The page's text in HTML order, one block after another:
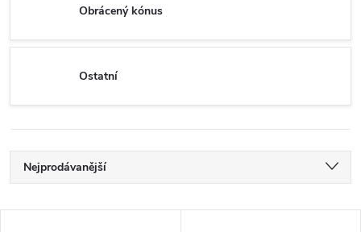
Obrácený kónus
Ostatní
Ř
a
Nejprodávanější